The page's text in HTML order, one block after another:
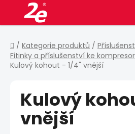
obsah
Domů
/ Kategorie produktů /
Fitinky a příslušenství ke
Kulový kohout - 1/4" vnější
Kulový
vnější